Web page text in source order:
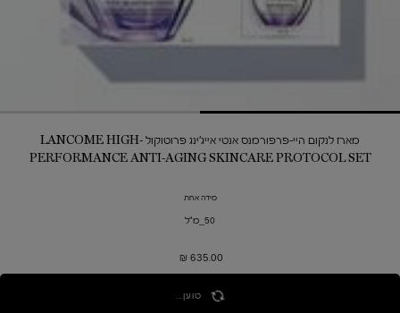
מארז לנקום היי-פרפורמנס אנטי אייג'ינג פרוטוקול ​LANCOME HIGH-
PERFORMANCE ANTI-AGING SKINCARE PROTOCOL SET
מידה אחת
50_מ"ל
635.00 ₪
טוען...